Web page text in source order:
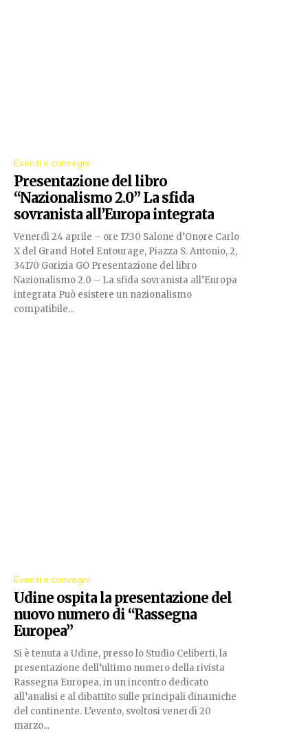
Eventi e convegni
Presentazione del libro
“Nazionalismo 2.0” La sfida
sovranista all’Europa integrata
Venerdì 24 aprile – ore 17:30 Salone d’Onore Carlo
X del Grand Hotel Entourage, Piazza S. Antonio, 2,
34170 Gorizia GO Presentazione del libro
Nazionalismo 2.0 – La sfida sovranista all’Europa
integrata Può esistere un nazionalismo
compatibile...
Eventi e convegni
Udine ospita la presentazione del
nuovo numero di “Rassegna
Europea”
Si è tenuta a Udine, presso lo Studio Celiberti, la
presentazione dell’ultimo numero della rivista
Rassegna Europea, in un incontro dedicato
all’analisi e al dibattito sulle principali dinamiche
del continente. L’evento, svoltosi venerdì 20
marzo...